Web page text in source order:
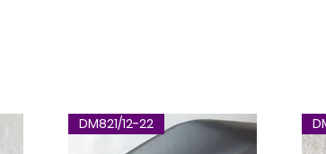
DM821/12-22